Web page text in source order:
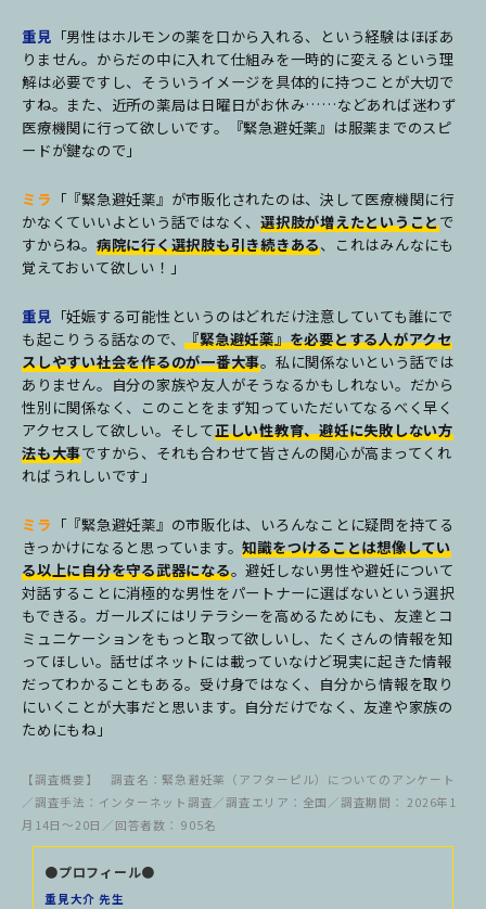
重見 「男性はホルモンの薬を口から入れる、という経験はほぼあ
りません。からだの中に入れて仕組みを一時的に変えるという理
解は必要ですし、そういうイメージを具体的に持つことが大切で
すね。また、近所の薬局は日曜日がお休み……などあれば迷わず
医療機関に行って欲しいです。『緊急避妊薬』は服薬までのスピ
ードが鍵なので」
ミラ 「『緊急避妊薬』が市販化されたのは、決して医療機関に行
かなくていいよという話ではなく、 選択肢が増えたということで
すからね。 病院に行く選択肢も引き続きある、これはみんなにも
覚えておいて欲しい！」
重見 「妊娠する可能性というのはどれだけ注意していても誰にで
も起こりうる話なので、『緊急避妊薬』を必要とする人がアクセ
スしやすい社会を作るのが一番大事。私に関係ないという話では
ありません。自分の家族や友人がそうなるかもしれない。だから
性別に関係なく、このことをまず知っていただいてなるべく早く
アクセスして欲しい。そして正しい性教育、避妊に失敗しない方
法も大事ですから、それも合わせて皆さんの関心が高まってくれ
ればうれしいです」
ミラ 「『緊急避妊薬』の市販化は、いろんなことに疑問を持てる
きっかけになると思っています。知識をつけることは想像してい
る以上に自分を守る武器になる。避妊しない男性や避妊について
対話することに消極的な男性をパートナーに選ばないという選択
もできる。ガールズにはリテラシーを高めるためにも、友達とコ
ミュニケーションをもっと取って欲しいし、たくさんの情報を知
ってほしい。話せばネットには載っていなけど現実に起きた情報
だってわかることもある。受け身ではなく、自分から情報を取り
にいくことが大事だと思います。自分だけでなく、友達や家族の
ためにもね」
【調査概要】 調査名：緊急避妊薬（アフターピル）についてのアンケート
／調査手法：インターネット調査／調査エリア：全国／調査期間： 2026年1
月14日～20日／回答者数： 905名
●プロフィール●
重見大介 先生